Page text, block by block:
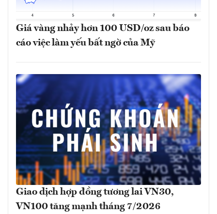
Giá vàng nhảy hơn 100 USD/oz sau báo
cáo việc làm yếu bất ngờ của Mỹ
Giao dịch hợp đồng tương lai VN30,
VN100 tăng mạnh tháng 7/2026